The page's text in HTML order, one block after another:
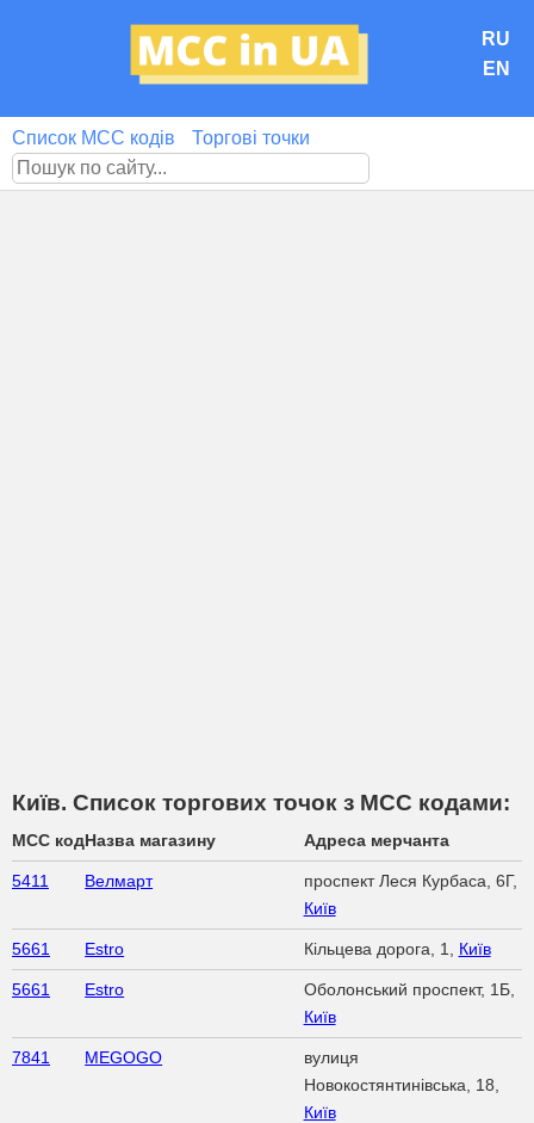
RU
EN
Список MCC кодів Торгові точки
Київ. Список торгових точок з МСС кодами:
MCC кодНазва магазину Адреса мерчанта
5411 Велмарт
проспект Леся Курбаса, 6Г,
Київ
5661 Estro Кільцева дорога, 1, Київ
5661 Estro
Оболонський проспект, 1Б,
Київ
7841 MEGOGO
вулиця
Новокостянтинівська, 18,
Київ